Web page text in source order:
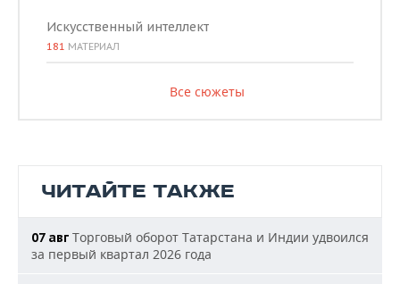
Искусственный интеллект
181 МАТЕРИАЛ
Все сюжеты
ЧИТАЙТЕ ТАКЖЕ
07 авг Торговый оборот Татарстана и Индии удвоился
за первый квартал 2026 года